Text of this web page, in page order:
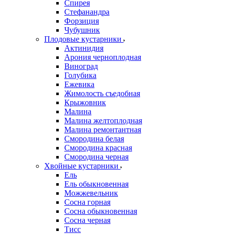
Спирея
Стефанандра
Форзиция
Чубушник
Плодовые кустарники
Актинидия
Арония черноплодная
Виноград
Голубика
Ежевика
Жимолость съедобная
Крыжовник
Малина
Малина желтоплодная
Малина ремонтантная
Смородина белая
Смородина красная
Смородина черная
Хвойные кустарники
Ель
Ель обыкновенная
Можжевельник
Сосна горная
Сосна обыкновенная
Сосна черная
Тисс